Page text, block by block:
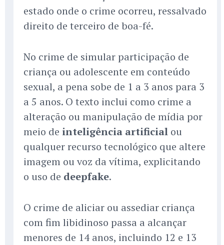
estado onde o crime ocorreu, ressalvado
direito de terceiro de boa-fé.
No crime de simular participação de
criança ou adolescente em conteúdo
sexual, a pena sobe de 1 a 3 anos para 3
a 5 anos. O texto inclui como crime a
alteração ou manipulação de mídia por
meio de inteligência artificial ou
qualquer recurso tecnológico que altere
imagem ou voz da vítima, explicitando
o uso de deepfake.
O crime de aliciar ou assediar criança
com fim libidinoso passa a alcançar
menores de 14 anos, incluindo 12 e 13